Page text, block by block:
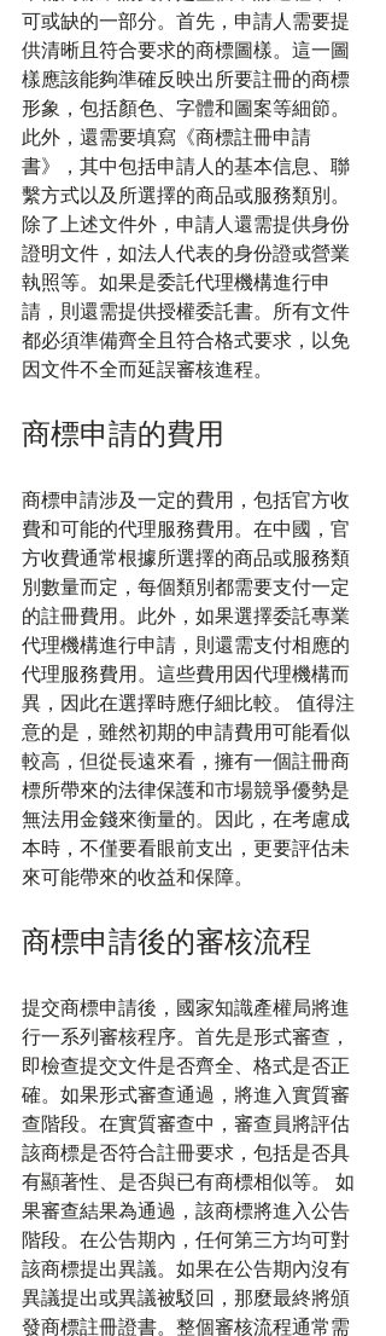
可或缺的一部分。首先，申請人需要提
供清晰且符合要求的商標圖樣。這一圖
樣應該能夠準確反映出所要註冊的商標
形象，包括顏色、字體和圖案等細節。
此外，還需要填寫《商標註冊申請
書》，其中包括申請人的基本信息、聯
繫方式以及所選擇的商品或服務類別。
除了上述文件外，申請人還需提供身份
證明文件，如法人代表的身份證或營業
執照等。如果是委託代理機構進行申
請，則還需提供授權委託書。所有文件
都必須準備齊全且符合格式要求，以免
因文件不全而延誤審核進程。
商標申請的費用
商標申請涉及一定的費用，包括官方收
費和可能的代理服務費用。在中國，官
方收費通常根據所選擇的商品或服務類
別數量而定，每個類別都需要支付一定
的註冊費用。此外，如果選擇委託專業
代理機構進行申請，則還需支付相應的
代理服務費用。這些費用因代理機構而
異，因此在選擇時應仔細比較。 值得注
意的是，雖然初期的申請費用可能看似
較高，但從長遠來看，擁有一個註冊商
標所帶來的法律保護和市場競爭優勢是
無法用金錢來衡量的。因此，在考慮成
本時，不僅要看眼前支出，更要評估未
來可能帶來的收益和保障。
商標申請後的審核流程
提交商標申請後，國家知識產權局將進
行一系列審核程序。首先是形式審查，
即檢查提交文件是否齊全、格式是否正
確。如果形式審查通過，將進入實質審
查階段。在實質審查中，審查員將評估
該商標是否符合註冊要求，包括是否具
有顯著性、是否與已有商標相似等。 如
果審查結果為通過，該商標將進入公告
階段。在公告期內，任何第三方均可對
該商標提出異議。如果在公告期內沒有
異議提出或異議被駁回，那麼最終將頒
發商標註冊證書。整個審核流程通常需